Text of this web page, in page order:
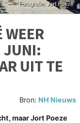
WEER
JUNI:
UIT TE
Bron: NH Nieuws
maar Jort Poeze